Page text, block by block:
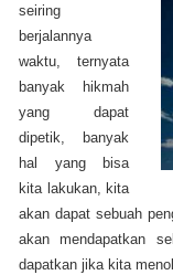
seiring
berjalannya
waktu, ternyata
banyak hikmah
yang dapat
dipetik, banyak
hal yang bisa
kita lakukan, kita
akan dapat sebuah
akan mendapatkan
dapatkan jika kita